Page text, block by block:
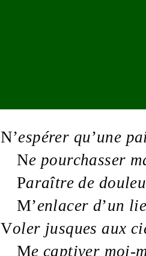
N’espérer qu’une
Ne pourchasser
Paraître de
M’enlacer d’un
Voler jusques aux
Me captiver moi-